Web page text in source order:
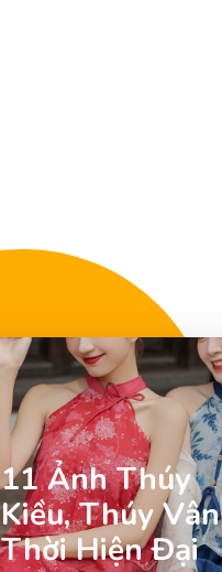
11 Ảnh Thúy
Kiều, Thúy Vân
Thời Hiện Đại